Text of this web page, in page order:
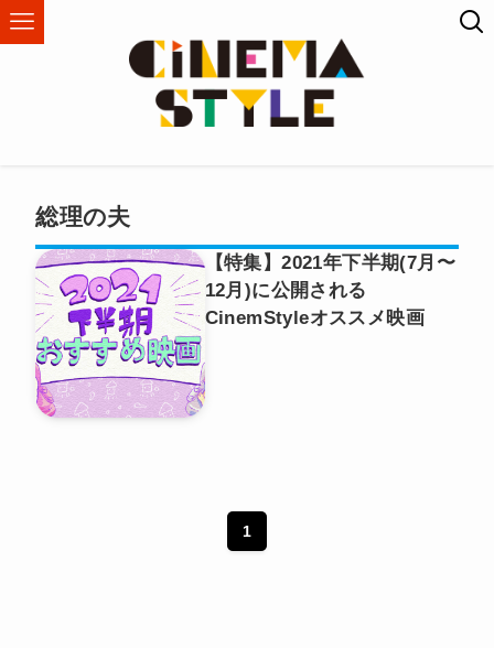
総理の夫
【特集】2021年下半期(7月〜
12月)に公開される
CinemStyleオススメ映画
1